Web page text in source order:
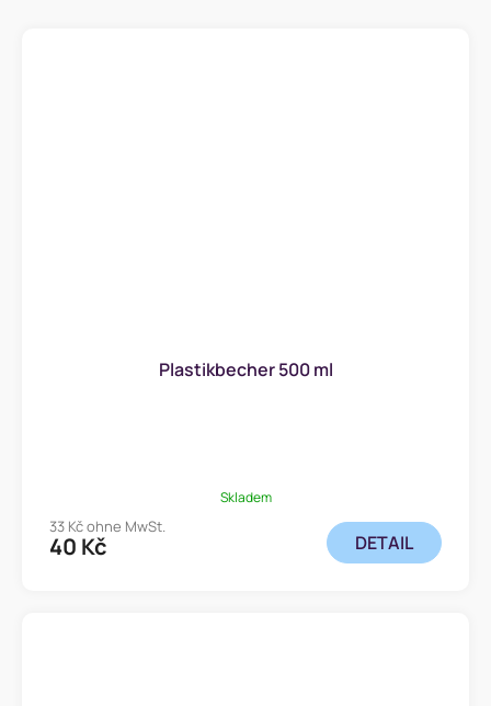
Plastikbecher 500 ml
Skladem
33 Kč ohne MwSt.
40 Kč DETAIL